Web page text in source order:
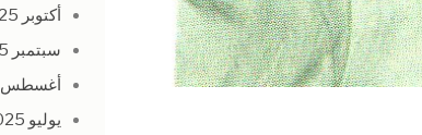
أكتوبر 2025
سبتمبر 2025
أغسطس 2025
يوليو 2025